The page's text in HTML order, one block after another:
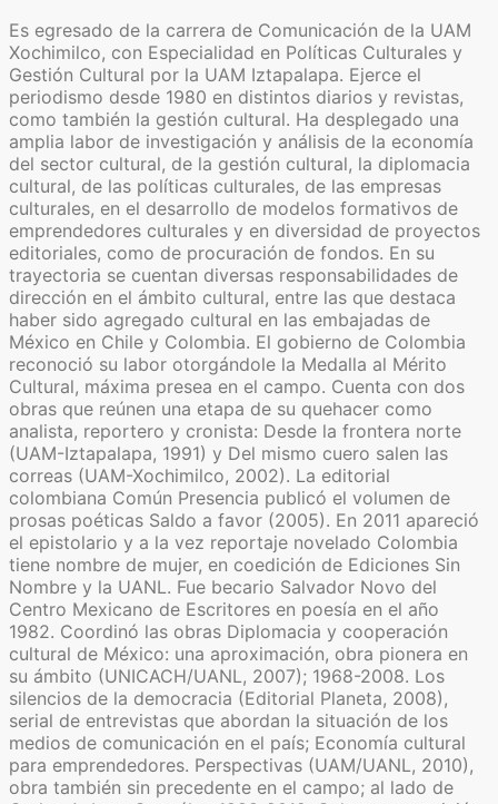
Es egresado de la carrera de Comunicación de la UAM
Xochimilco, con Especialidad en Políticas Culturales y
Gestión Cultural por la UAM Iztapalapa. Ejerce el
periodismo desde 1980 en distintos diarios y revistas,
como también la gestión cultural. Ha desplegado una
amplia labor de investigación y análisis de la economía
del sector cultural, de la gestión cultural, la diplomacia
cultural, de las políticas culturales, de las empresas
culturales, en el desarrollo de modelos formativos de
emprendedores culturales y en diversidad de proyectos
editoriales, como de procuración de fondos. En su
trayectoria se cuentan diversas responsabilidades de
dirección en el ámbito cultural, entre las que destaca
haber sido agregado cultural en las embajadas de
México en Chile y Colombia. El gobierno de Colombia
reconoció su labor otorgándole la Medalla al Mérito
Cultural, máxima presea en el campo. Cuenta con dos
obras que reúnen una etapa de su quehacer como
analista, reportero y cronista: Desde la frontera norte
(UAM-Iztapalapa, 1991) y Del mismo cuero salen las
correas (UAM-Xochimilco, 2002). La editorial
colombiana Común Presencia publicó el volumen de
prosas poéticas Saldo a favor (2005). En 2011 apareció
el epistolario y a la vez reportaje novelado Colombia
tiene nombre de mujer, en coedición de Ediciones Sin
Nombre y la UANL. Fue becario Salvador Novo del
Centro Mexicano de Escritores en poesía en el año
1982. Coordinó las obras Diplomacia y cooperación
cultural de México: una aproximación, obra pionera en
su ámbito (UNICACH/UANL, 2007); 1968-2008. Los
silencios de la democracia (Editorial Planeta, 2008),
serial de entrevistas que abordan la situación de los
medios de comunicación en el país; Economía cultural
para emprendedores. Perspectivas (UAM/UANL, 2010),
obra también sin precedente en el campo; al lado de